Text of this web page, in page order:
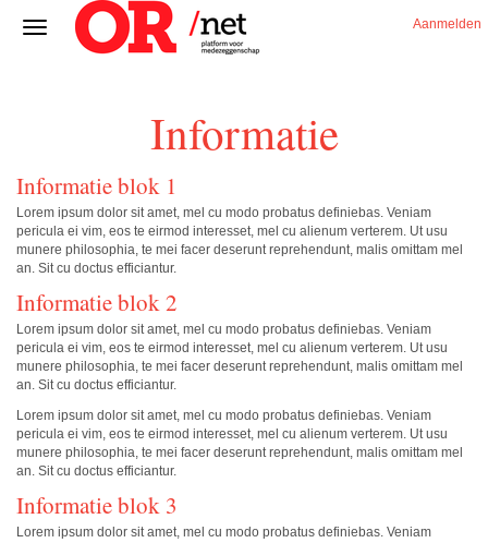
Aanmelden
Informatie
Informatie blok 1
Lorem ipsum dolor sit amet, mel cu modo probatus definiebas. Veniam
pericula ei vim, eos te eirmod interesset, mel cu alienum verterem. Ut usu
munere philosophia, te mei facer deserunt reprehendunt, malis omittam mel
an. Sit cu doctus efficiantur.
Informatie blok 2
Lorem ipsum dolor sit amet, mel cu modo probatus definiebas. Veniam
pericula ei vim, eos te eirmod interesset, mel cu alienum verterem. Ut usu
munere philosophia, te mei facer deserunt reprehendunt, malis omittam mel
an. Sit cu doctus efficiantur.
Lorem ipsum dolor sit amet, mel cu modo probatus definiebas. Veniam
pericula ei vim, eos te eirmod interesset, mel cu alienum verterem. Ut usu
munere philosophia, te mei facer deserunt reprehendunt, malis omittam mel
an. Sit cu doctus efficiantur.
Informatie blok 3
Lorem ipsum dolor sit amet, mel cu modo probatus definiebas. Veniam